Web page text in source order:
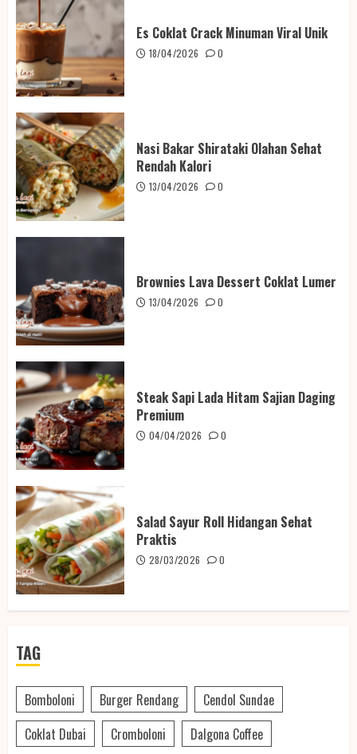
Es Coklat Crack Minuman Viral Unik
18/04/2026 0
Nasi Bakar Shirataki Olahan Sehat
Rendah Kalori
13/04/2026 0
Brownies Lava Dessert Coklat Lumer
13/04/2026 0
Steak Sapi Lada Hitam Sajian Daging
Premium
04/04/2026 0
Salad Sayur Roll Hidangan Sehat
Praktis
28/03/2026 0
TAG
Bomboloni Burger Rendang
Cendol Sundae
Coklat Dubai
Cromboloni
Dalgona Coffee